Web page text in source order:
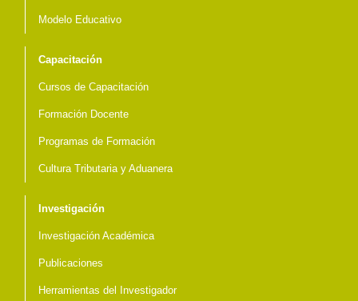
Modelo Educativo
Capacitación
Cursos de Capacitación
Formación Docente
Programas de Formación
Cultura Tributaria y Aduanera
Investigación
Investigación Académica
Publicaciones
Herramientas del Investigador